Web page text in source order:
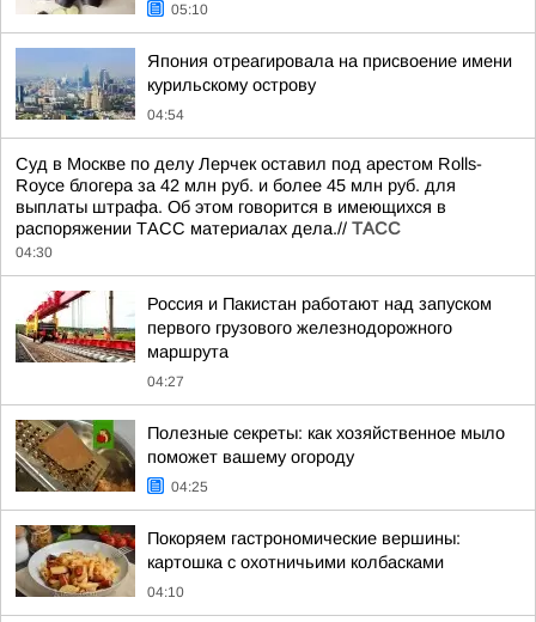
05:10
Япония отреагировала на присвоение имени
курильскому острову
04:54
Суд в Москве по делу Лерчек оставил под арестом Rolls-
Royce блогера за 42 млн руб. и более 45 млн руб. для
выплаты штрафа. Об этом говорится в имеющихся в
распоряжении ТАСС материалах дела.// ТАСС
04:30
Россия и Пакистан работают над запуском
первого грузового железнодорожного
маршрута
04:27
Полезные секреты: как хозяйственное мыло
поможет вашему огороду
04:25
Покоряем гастрономические вершины:
картошка с охотничьими колбасками
04:10